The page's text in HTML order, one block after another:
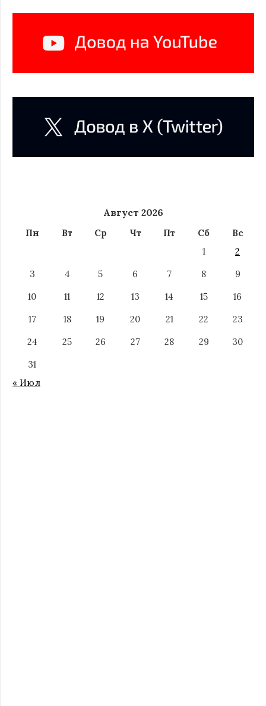
Август 2026
Пн Вт Ср Чт Пт Сб
Вс
1
2
3
4 5 6 7 8
9
10
11 12 13 14 15
16
17
18 19 20 21 22
23
24
25 26 27 28 29
30
31
« Июл